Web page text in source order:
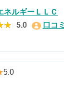
ネルギーＬＬＣ
5.0 口コミ
5.0